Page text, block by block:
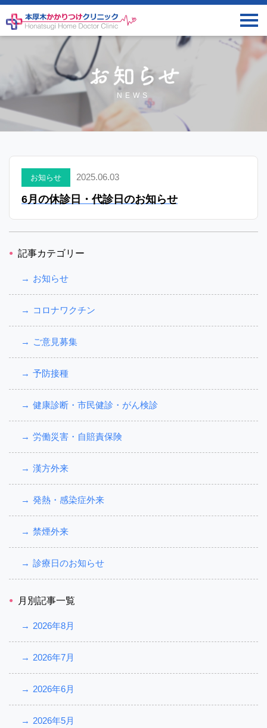
NEWS
お知らせ 2025.06.03
6月の休診日・代診日のお知らせ
記事カテゴリー
お知らせ
コロナワクチン
ご意見募集
予防接種
健康診断・市民健診・がん検診
労働災害・自賠責保険
漢方外来
発熱・感染症外来
禁煙外来
診療日のお知らせ
月別記事一覧
2026年8月
2026年7月
2026年6月
2026年5月